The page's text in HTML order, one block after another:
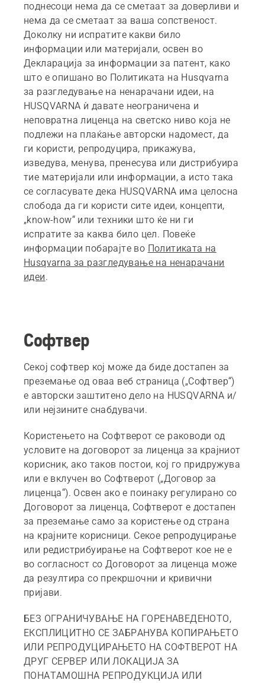
поднесоци нема да се сметаат за доверливи и
нема да се сметаат за ваша сопственост.
Доколку ни испратите какви било
информации или материјали, освен во
Декларација за информации за патент, како
што е опишано во Политиката на Husqvarna
за разгледување на ненарачани идеи, на
HUSQVARNA ѝ давате неограничена и
неповратна лиценца на светско ниво која не
подлежи на плаќање авторски надомест, да
ги користи, репродуцира, прикажува,
изведува, менува, пренесува или дистрибуира
тие материјали или информации, а исто така
се согласувате дека HUSQVARNA има целосна
слобода да ги користи сите идеи, концепти,
„know-how“ или техники што ќе ни ги
испратите за каква било цел. Повеќе
информации побарајте во Политиката на
Husqvarna за разгледување на ненарачани
идеи.
Софтвер
Секој софтвер кој може да биде достапен за
преземање од оваа веб страница („Софтвер“)
е авторски заштитено дело на HUSQVARNA и/
или нејзините снабдувачи.
Користењето на Софтверот се раководи од
условите на договорот за лиценца за крајниот
корисник, ако таков постои, кој го придружува
или е вклучен во Софтверот („Договор за
лиценца“). Освен ако е поинаку регулирано со
Договорот за лиценца, Софтверот е достапен
за преземање само за користење од страна
на крајните корисници. Секое репродуцирање
или редистрибуирање на Софтверот кое не е
во согласност со Договорот за лиценца може
да резултира со прекршочни и кривични
пријави.
БЕЗ ОГРАНИЧУВАЊЕ НА ГОРЕНАВЕДЕНОТО,
ЕКСПЛИЦИТНО СЕ ЗАБРАНУВА КОПИРАЊЕТО
ИЛИ РЕПРОДУЦИРАЊЕТО НА СОФТВЕРОТ НА
ДРУГ СЕРВЕР ИЛИ ЛОКАЦИЈА ЗА
ПОНАТАМОШНА РЕПРОДУКЦИЈА ИЛИ